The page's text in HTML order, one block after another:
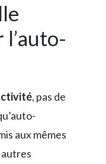
, pas de
aux mêmes